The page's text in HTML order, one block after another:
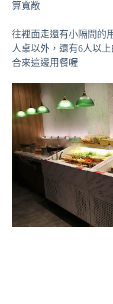
算寬敞
往裡面走還有小隔間的
人桌以外，還有6人以
合來這邊用餐喔